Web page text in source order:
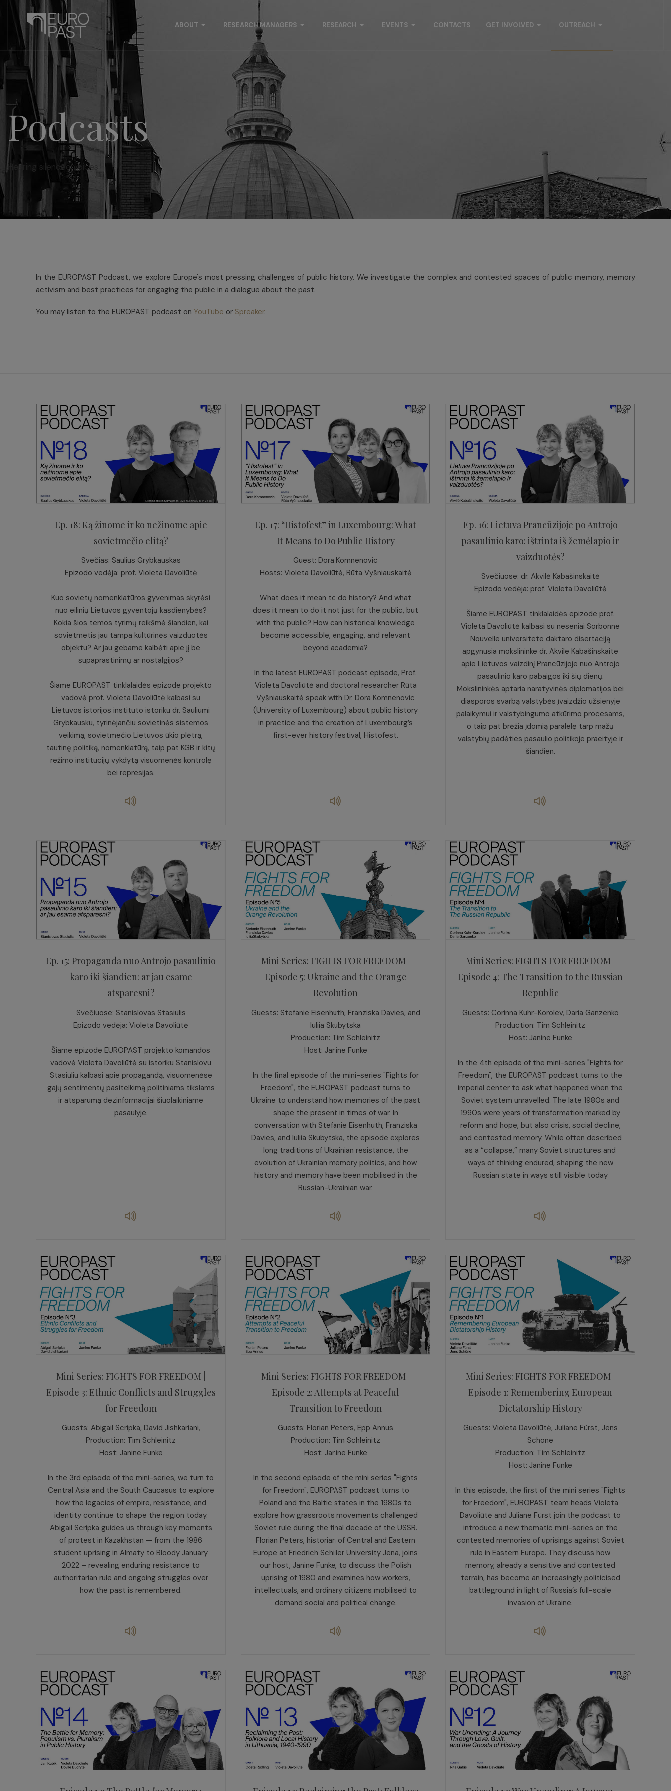
ABOUT RESEARCH MANAGERS RESEARCH EVENTS CONTACTS GET INVOLVED OUTREACH
Podcasts
Hearing silenced voices
In the EUROPAST Podcast, we explore Europe's most pressing challenges of public history. We investigate the complex and contested spaces of public memory, memory
activism and best practices for engaging the public in a dialogue about the past.
You may listen to the EUROPAST podcast on YouTube or Spreaker.
Ep. 18: Ką žinome ir ko nežinome apie
sovietmečio elitą?
Svečias: Saulius Grybkauskas
Epizodo vedėja: prof. Violeta Davoliūtė
Kuo sovietų nomenklatūros gyvenimas skyrėsi
nuo eilinių Lietuvos gyventojų kasdienybės?
Kokia šios temos tyrimų reikšmė šiandien, kai
sovietmetis jau tampa kultūrinės vaizduotės
objektu? Ar jau gebame kalbėti apie jį be
supaprastinimų ar nostalgijos?
Šiame EUROPAST tinklalaidės epizode projekto
vadovė prof. Violeta Davoliūtė kalbasi su
Lietuvos istorijos instituto istoriku dr. Sauliumi
Grybkausku, tyrinėjančiu sovietinės sistemos
veikimą, sovietmečio Lietuvos ūkio plėtrą,
tautinę politiką, nomenklatūrą, taip pat KGB ir kitų
režimo institucijų vykdytą visuomenės kontrolę
bei represijas.
Ep. 17: “Histofest” in Luxembourg: What
It Means to Do Public History
Guest: Dora Komnenovic
Hosts: Violeta Davoliūtė, Rūta Vyšniauskaitė
What does it mean to do history? And what
does it mean to do it not just for the public, but
with the public? How can historical knowledge
become accessible, engaging, and relevant
beyond academia?
In the latest EUROPAST podcast episode, Prof.
Violeta Davoliūtė and doctoral researcher Rūta
Vyšniauskaitė speak with Dr. Dora Komnenovic
(University of Luxembourg) about public history
in practice and the creation of Luxembourg’s
first-ever history festival, Histofest.
Ep. 16: Lietuva Prancūzijoje po Antrojo
pasaulinio karo: ištrinta iš žemėlapio ir
vaizduotės?
Svečiuose: dr. Akvilė Kabašinskaitė
Epizodo vedėja: prof. Violeta Davoliūtė
Šiame EUROPAST tinklalaidės epizode prof.
Violeta Davoliūtė kalbasi su neseniai Sorbonne
Nouvelle universitete daktaro disertaciją
apgynusia mokslininke dr. Akvile Kabašinskaite
apie Lietuvos vaizdinį Prancūzijoje nuo Antrojo
pasaulinio karo pabaigos iki šių dienų.
Mokslininkės aptaria naratyvinės diplomatijos bei
diasporos svarbą valstybės įvaizdžio užsienyje
palaikymui ir valstybingumo atkūrimo procesams,
o taip pat brėžia įdomią paralelę tarp mažų
valstybių padėties pasaulio politikoje praeityje ir
šiandien.
Ep. 15: Propaganda nuo Antrojo pasaulinio
karo iki šiandien: ar jau esame
atsparesni?
Svečiuose: Stanislovas Stasiulis
Epizodo vedėja: Violeta Davoliūtė
Šiame epizode EUROPAST projekto komandos
vadovė Violeta Davoliūtė su istoriku Stanislovu
Stasiuliu kalbasi apie propagandą, visuomenėse
gajų sentimentų pasitelkimą politiniams tikslams
ir atsparumą dezinformacijai šiuolaikiniame
pasaulyje.
Mini Series: FIGHTS FOR FREEDOM |
Episode 5: Ukraine and the Orange
Revolution
Guests: Stefanie Eisenhuth, Franziska Davies, and
Iuliia Skubytska
Production: Tim Schleinitz
Host: Janine Funke
In the final episode of the mini-series "Fights for
Freedom", the EUROPAST podcast turns to
Ukraine to understand how memories of the past
shape the present in times of war. In
conversation with Stefanie Eisenhuth, Franziska
Davies, and Iuliia Skubytska, the episode explores
long traditions of Ukrainian resistance, the
evolution of Ukrainian memory politics, and how
history and memory have been mobilised in the
Russian-Ukrainian war.
Mini Series: FIGHTS FOR FREEDOM |
Episode 4: The Transition to the Russian
Republic
Guests: Corinna Kuhr-Korolev, Daria Ganzenko
Production: Tim Schleinitz
Host: Janine Funke
In the 4th episode of the mini-series "Fights for
Freedom", the EUROPAST podcast turns to the
imperial center to ask what happened when the
Soviet system unravelled. The late 1980s and
1990s were years of transformation marked by
reform and hope, but also crisis, social decline,
and contested memory. While often described
as a “collapse,” many Soviet structures and
ways of thinking endured, shaping the new
Russian state in ways still visible today
Mini Series: FIGHTS FOR FREEDOM |
Episode 3: Ethnic Conflicts and Struggles
for Freedom
Guests: Abigail Scripka, David Jishkariani,
Production: Tim Schleinitz
Host: Janine Funke
In the 3rd episode of the mini-series, we turn to
Central Asia and the South Caucasus to explore
how the legacies of empire, resistance, and
identity continue to shape the region today.
Abigail Scripka guides us through key moments
of protest in Kazakhstan — from the 1986
student uprising in Almaty to Bloody January
2022 – revealing enduring resistance to
authoritarian rule and ongoing struggles over
how the past is remembered.
Mini Series: FIGHTS FOR FREEDOM |
Episode 2: Attempts at Peaceful
Transition to Freedom
Guests: Florian Peters, Epp Annus
Production: Tim Schleinitz
Host: Janine Funke
In the second episode of the mini series "Fights
for Freedom", EUROPAST podcast turns to
Poland and the Baltic states in the 1980s to
explore how grassroots movements challenged
Soviet rule during the final decade of the USSR.
Florian Peters, historian of Central and Eastern
Europe at Friedrich Schiller University Jena, joins
our host, Janine Funke, to discuss the Polish
uprising of 1980 and examines how workers,
intellectuals, and ordinary citizens mobilised to
demand social and political change.
Mini Series: FIGHTS FOR FREEDOM |
Episode 1: Remembering European
Dictatorship History
Guests: Violeta Davoliūtė, Juliane Fürst, Jens
Schöne
Production: Tim Schleinitz
Host: Janine Funke
In this episode, the first of the mini series "Fights
for Freedom", EUROPAST team heads Violeta
Davoliūtė and Juliane Fürst join the podcast to
introduce a new thematic mini-series on the
contested memories of uprisings against Soviet
rule in Eastern Europe. They discuss how
memory, already a sensitive and contested
terrain, has become an increasingly politicised
battleground in light of Russia’s full-scale
invasion of Ukraine.